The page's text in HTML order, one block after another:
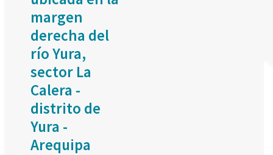
margen
derecha del
río Yura,
sector La
Calera -
distrito de
Yura -
Arequipa